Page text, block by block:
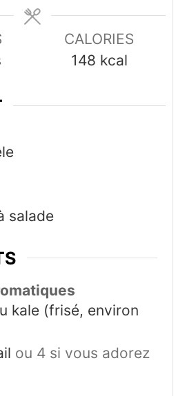
CALORIES
148 kcal
salade
kale (frisé, environ
ou 4 si vous adorez